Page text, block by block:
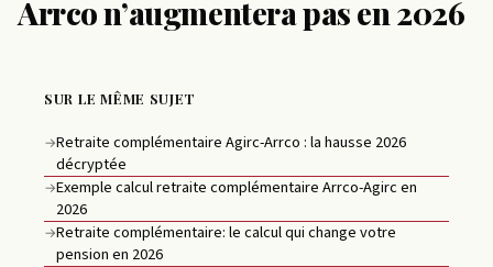
Arrco n’augmentera pas en 2026
SUR LE MÊME SUJET
→Retraite complémentaire Agirc-Arrco : la hausse 2026
décryptée
→Exemple calcul retraite complémentaire Arrco-Agirc en
2026
→Retraite complémentaire: le calcul qui change votre
pension en 2026